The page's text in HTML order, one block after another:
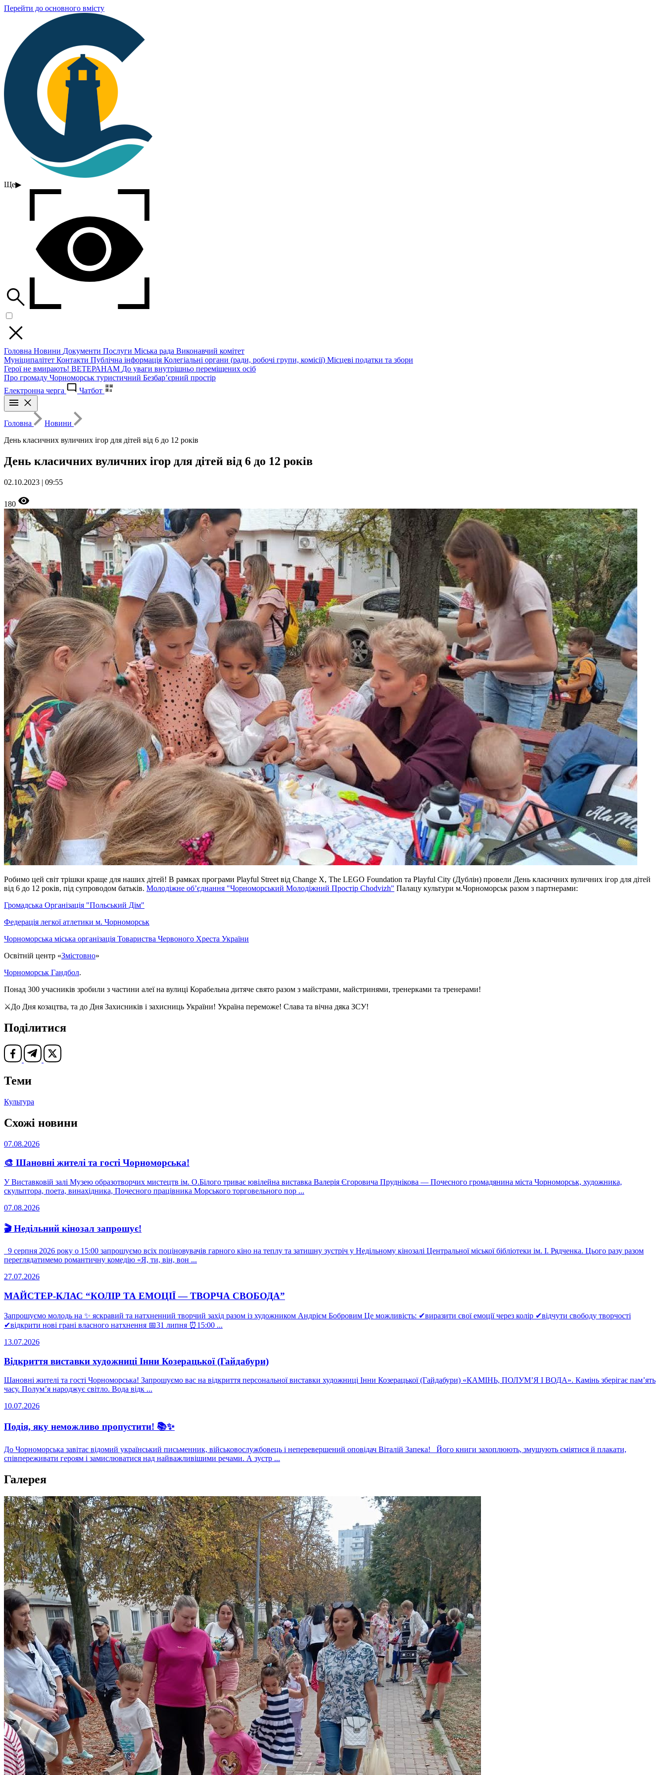
Перейти до основного вмісту
Ще▶
Головна Новини Документи Послуги Міська рада Виконавчий комітет
Муніципалітет Контакти Публічна інформація Колегіальні органи (ради, робочі групи, комісії) Місцеві податки та збори
Герої не вмирають! ВЕТЕРАНАМ До уваги внутрішньо переміщених осіб
Про громаду Чорноморськ туристичний Безбар’єрний простір
Електронна черга
Чатбот
Головна
Новини
День класичних вуличних ігор для дітей від 6 до 12 років
День класичних вуличних ігор для дітей від 6 до 12 років
02.10.2023 | 09:55
180
Робимо цей світ трішки краще для наших дітей! В рамках програми Playful Street від Change X, The LEGO Foundation та Playful City (Дублін) провели День класичних вуличних ігор для дітей
від 6 до 12 років, під супроводом батьків. Молодіжне об’єднання "Чорноморський Молодіжний Простір Chodvizh" Палацу культури м.Чорноморськ разом з партнерами:
Громадська Організація "Польський Дім"
Федерація легкої атлетики м. Чорноморськ
Чорноморська міська організація Товариства Червоного Хреста України
Освітній центр «Змістовно»
Чорноморськ Гандбол.
Понад 300 учасників зробили з частини алеї на вулиці Корабельна дитяче свято разом з майстрами, майстринями, тренерками та тренерами!
⚔До Дня козацтва, та до Дня Захисників і захисниць України! Україна переможе! Слава та вічна дяка ЗСУ!
Поділитися
Теми
Культура
Схожі новини
07.08.2026
🎨 Шановні жителі та гості Чорноморська!
У Виставковій залі Музею образотворчих мистецтв ім. О.Білого триває ювілейна виставка Валерія Єгоровича Пруднікова — Почесного громадянина міста Чорноморськ, художника,
скульптора, поета, винахідника, Почесного працівника Морського торговельного пор ...
07.08.2026
🎬 Недільний кінозал запрошує!
9 серпня 2026 року о 15:00 запрошуємо всіх поціновувачів гарного кіно на теплу та затишну зустріч у Недільному кінозалі Центральної міської бібліотеки ім. І. Рядченка. Цього разу разом
переглядатимемо романтичну комедію «Я, ти, він, вон ...
27.07.2026
МАЙСТЕР-КЛАС “КОЛІР ТА ЕМОЦІЇ — ТВОРЧА СВОБОДА”
Запрошуємо молодь на ✨ яскравий та натхненний творчий захід разом із художником Андрієм Бобровим Це можливість: ✔виразити свої емоції через колір ✔відчути свободу творчості
✔відкрити нові грані власного натхнення 📅31 липня ⏰15:00 ...
13.07.2026
Відкриття виставки художниці Інни Козерацької (Гайдабури)
Шановні жителі та гості Чорноморська! Запрошуємо вас на відкриття персональної виставки художниці Інни Козерацької (Гайдабури) «КАМІНЬ, ПОЛУМ’Я І ВОДА». Камінь зберігає пам’ять
часу. Полум’я народжує світло. Вода відк ...
10.07.2026
Подія, яку неможливо пропустити! 📚✨
До Чорноморська завітає відомий український письменник, військовослужбовець і неперевершений оповідач Віталій Запека! Його книги захоплюють, змушують сміятися й плакати,
співпереживати героям і замислюватися над найважливішими речами. А зустр ...
Галерея